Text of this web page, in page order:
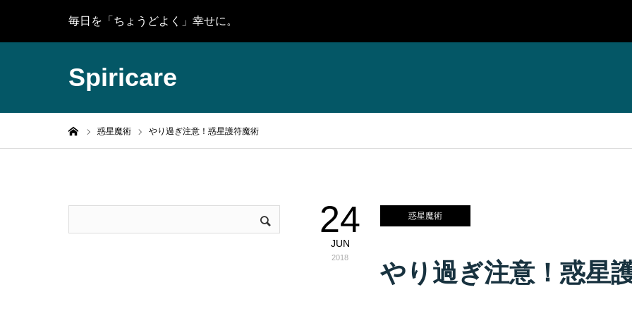
毎日を「ちょうどよく」幸せに。
Spiricare
惑星魔術 やり過ぎ注意！惑星護符魔術
24
JUN
2018
惑星魔術
やり過ぎ注意！惑星